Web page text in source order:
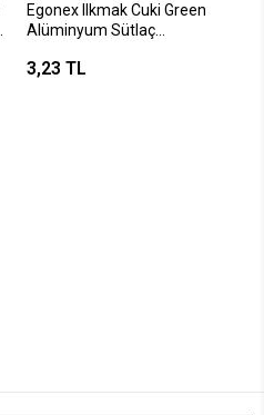
Egonex Ilkmak Cuki Green
Alüminyum Sütlaç
3,23 TL